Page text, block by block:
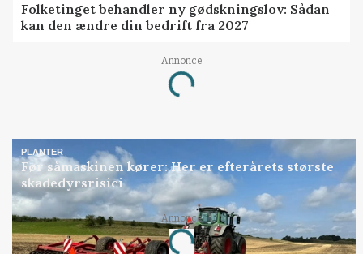
Folketinget behandler ny gødskningslov: Sådan
kan den ændre din bedrift fra 2027
Annonce
Loading...
PLANTER
Før såmaskinen kører: Her er efterårets største
skadedyrsrisici
Annonce
Loading...